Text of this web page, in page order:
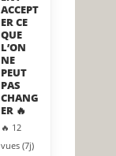
ACCEPT
ER CE
QUE
L’ON
NE
PEUT
PAS
CHANG
ER 🔥
🔥 12
vues (7j)